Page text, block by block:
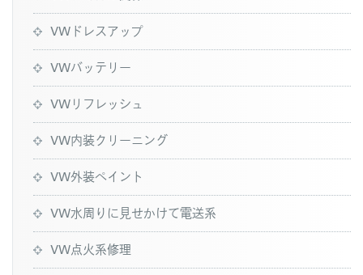
VWドレスアップ
VWバッテリー
VWリフレッシュ
VW内装クリーニング
VW外装ペイント
VW水周りに見せかけて電送系
VW点火系修理